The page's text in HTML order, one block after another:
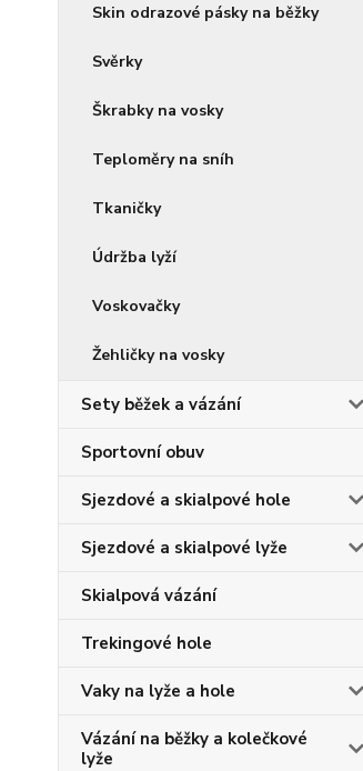
Skin odrazové pásky na běžky
Svěrky
Škrabky na vosky
Teploměry na sníh
Tkaničky
Údržba lyží
Voskovačky
Žehličky na vosky
Sety běžek a vázání
Sportovní obuv
Sjezdové a skialpové hole
Sjezdové a skialpové lyže
Skialpová vázání
Trekingové hole
Vaky na lyže a hole
Vázání na běžky a kolečkové
lyže